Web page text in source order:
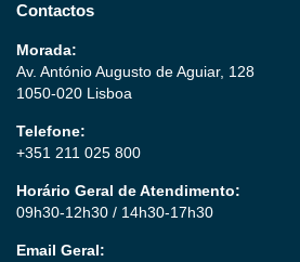
Contactos
Morada:
Av. António Augusto de Aguiar, 128
1050-020 Lisboa
Telefone:
+351 211 025 800
Horário Geral de Atendimento:
09h30-12h30 / 14h30-17h30
Email Geral: